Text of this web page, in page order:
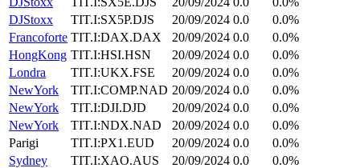
DJStoxx
TIT.I:SX5P.DJS 20/09/2024 0.0
0.0%
Francoforte TIT.I:DAX.DAX 20/09/2024 0.0
0.0%
HongKong TIT.I:HSI.HSN 20/09/2024 0.0
0.0%
Londra
TIT.I:UKX.FSE 20/09/2024 0.0
0.0%
NewYork
TIT.I:COMP.NAD 20/09/2024 0.0
0.0%
NewYork
TIT.I:DJI.DJD 20/09/2024 0.0
0.0%
NewYork
TIT.I:NDX.NAD 20/09/2024 0.0
0.0%
Parigi
TIT.I:PX1.EUD 20/09/2024 0.0
0.0%
Sydney
TIT.I:XAO.AUS 20/09/2024 0.0
0.0%